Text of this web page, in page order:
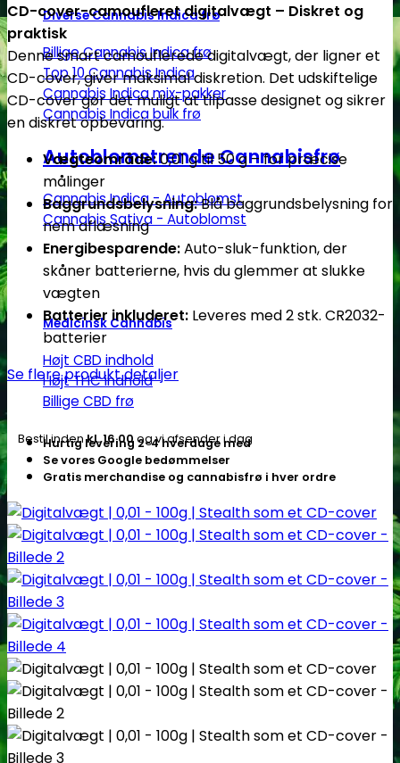
Diverse Cannabis Indica frø
Billige Cannabis Indica frø
Top 10 Cannabis Indica
Cannabis Indica mix-pakker
Cannabis Indica bulk frø
Autoblomstrende Cannabisfrø
Cannabis Indica - Autoblomst
Cannabis Sativa - Autoblomst
Medicinsk Cannabis
Højt CBD indhold
Højt THC indhold
Billige CBD frø
-
100g
|
Stealth
som
et
CD-
cover
antal
CD-cover-camoufleret digitalvægt – Diskret og
praktisk
Denne smart camouflerede digitalvægt, der ligner et
CD-cover, giver maksimal diskretion. Det udskiftelige
CD-cover gør det muligt at tilpasse designet og sikrer
en diskret opbevaring.
Vægteområde:0,01 g til 50 g – for præcise
målinger
Baggrundsbelysning:Blå baggrundsbelysning for
nem aflæsning
Energibesparende:Auto-sluk-funktion, der
skåner batterierne, hvis du glemmer at slukke
vægten
Batterier inkluderet: Leveres med 2 stk. CR2032-
batterier
Se flere produkt detaljer
Bestil indenkl. 16.00og vi afsender i dag
Hurtig levering 2-4 hverdage med
Se vores Google bedømmelser
Gratis merchandise og cannabisfrø i hver ordre